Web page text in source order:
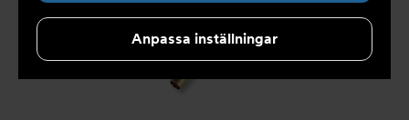
Anpassa inställningar